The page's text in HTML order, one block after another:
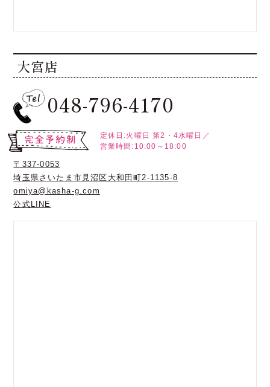
大宮店
048-796-4170
定休日:火曜日 第2・4水曜日／
営業時間:10:00～18:00
〒337-0053
埼玉県さいたま市見沼区大和田町2-1135-8
omiya@kasha-g.com
公式LINE